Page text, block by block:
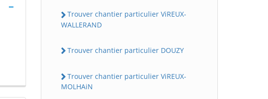
Trouver chantier particulier ViREUX-
WALLERAND
Trouver chantier particulier DOUZY
Trouver chantier particulier ViREUX-
MOLHAiN